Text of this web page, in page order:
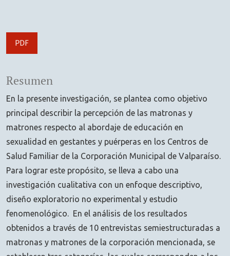
PDF
Resumen
En la presente investigación, se plantea como objetivo
principal describir la percepción de las matronas y
matrones respecto al abordaje de educación en
sexualidad en gestantes y puérperas en los Centros de
Salud Familiar de la Corporación Municipal de Valparaíso.
Para lograr este propósito, se lleva a cabo una
investigación cualitativa con un enfoque descriptivo,
diseño exploratorio no experimental y estudio
fenomenológico. En el análisis de los resultados
obtenidos a través de 10 entrevistas semiestructuradas a
matronas y matrones de la corporación mencionada, se